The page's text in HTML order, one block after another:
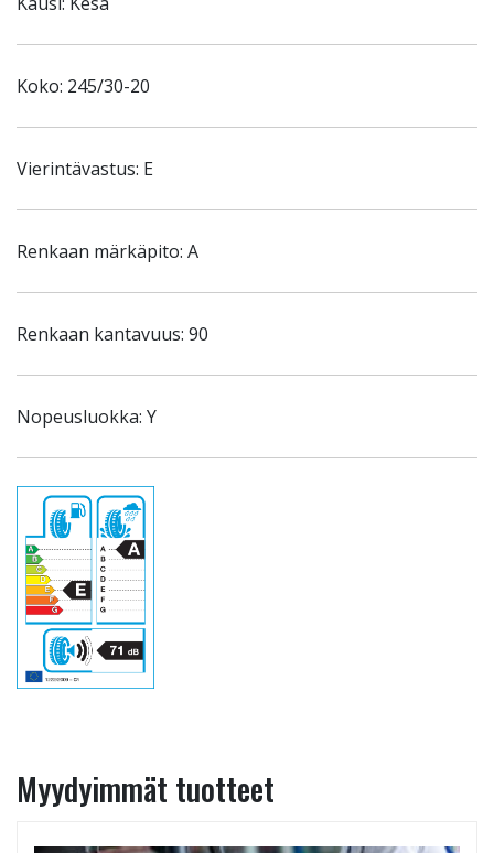
Koko: 245/30-20
Vierintävastus: E
Renkaan märkäpito: A
Renkaan kantavuus: 90
Nopeusluokka: Y
Myydyimmät tuotteet